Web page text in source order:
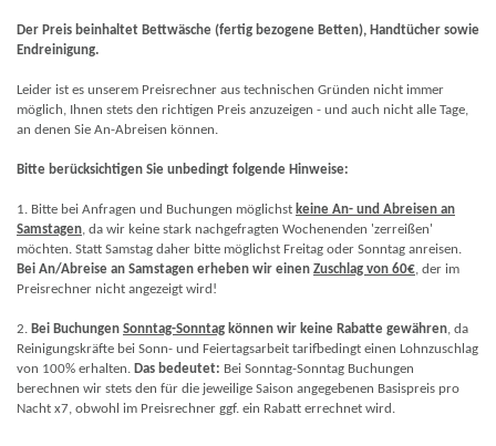
Der Preis beinhaltet Bettwäsche (fertig bezogene Betten), Handtücher sowie
Endreinigung.
Leider ist es unserem Preisrechner aus technischen Gründen nicht immer
möglich, Ihnen stets den richtigen Preis anzuzeigen - und auch nicht alle Tage,
an denen Sie An-Abreisen können.
Bitte berücksichtigen Sie unbedingt folgende Hinweise:
1. Bitte bei Anfragen und Buchungen möglichst keine An- und Abreisen an
Samstagen, da wir keine stark nachgefragten Wochenenden 'zerreißen'
möchten. Statt Samstag daher bitte möglichst Freitag oder Sonntag anreisen.
Bei An/Abreise an Samstagen erheben wir einen Zuschlag von 60€, der im
Preisrechner nicht angezeigt wird!
2. Bei Buchungen Sonntag-Sonntag können wir keine Rabatte gewähren, da
Reinigungskräfte bei Sonn- und Feiertagsarbeit tarifbedingt einen Lohnzuschlag
von 100% erhalten. Das bedeutet: Bei Sonntag-Sonntag Buchungen
berechnen wir stets den für die jeweilige Saison angegebenen Basispreis pro
Nacht x7, obwohl im Preisrechner ggf. ein Rabatt errechnet wird.